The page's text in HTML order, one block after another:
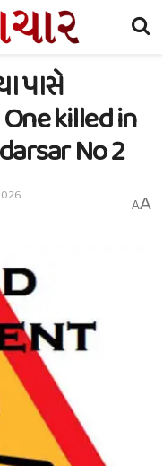
પાસે
killed in
No 2
AA